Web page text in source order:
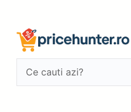
conținut